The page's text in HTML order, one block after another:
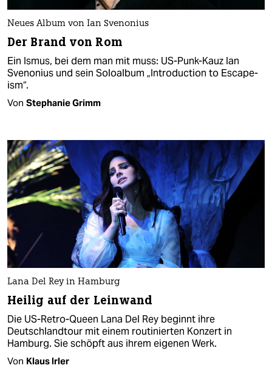
Neues Album von Ian Svenonius
Der Brand von Rom
Ein Ismus, bei dem man mit muss: US-Punk-Kauz Ian
Svenonius und sein Soloalbum „Introduction to Escape-
ism“.
Von Stephanie Grimm
Lana Del Rey in Hamburg
Heilig auf der Leinwand
Die US-Retro-Queen Lana Del Rey beginnt ihre
Deutschlandtour mit einem routinierten Konzert in
Hamburg. Sie schöpft aus ihrem eigenen Werk.
Von Klaus Irler